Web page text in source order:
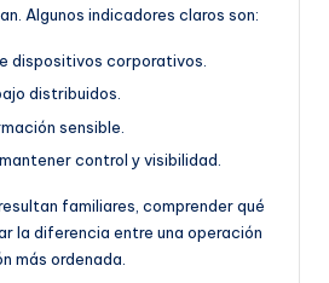
Algunos indicadores claros son:
dispositivos corporativos.
distribuidos.
sensible.
control y visibilidad.
familiares, comprender qué
la diferencia entre una operación
más ordenada.